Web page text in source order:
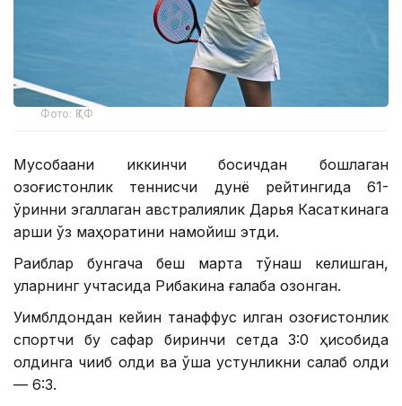
Фото: ҚТФ
Мусобақани иккинчи босқичдан бошлаган
қозоғистонлик теннисчи дунё рейтингида 61-
ўринни эгаллаган австралиялик Дарья Касаткинага
қарши ўз маҳоратини намойиш этди.
Рақиблар бунгача беш марта тўқнаш келишган,
уларнинг учтасида Рибакина ғалаба қозонган.
Уимблдондан кейин танаффус қилган қозоғистонлик
спортчи бу сафар биринчи сетда 3:0 ҳисобида
олдинга чиқиб олди ва ўша устунликни сақлаб қолди
— 6:3.